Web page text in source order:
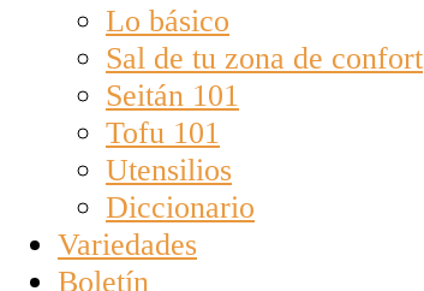
Lo básico
Sal de tu zona de confort
Seitán 101
Tofu 101
Utensilios
Diccionario
Variedades
Boletín